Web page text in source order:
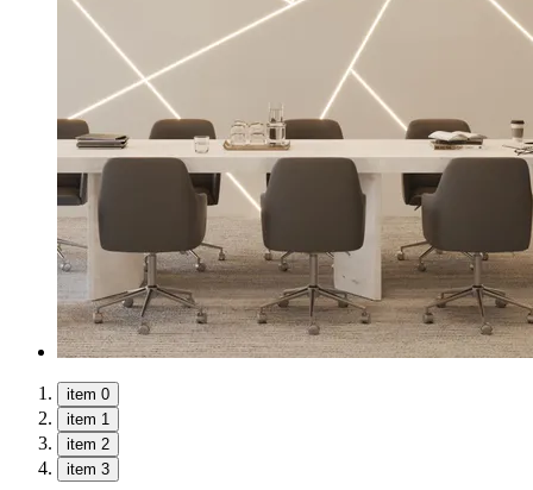
item 0
item 1
item 2
item 3